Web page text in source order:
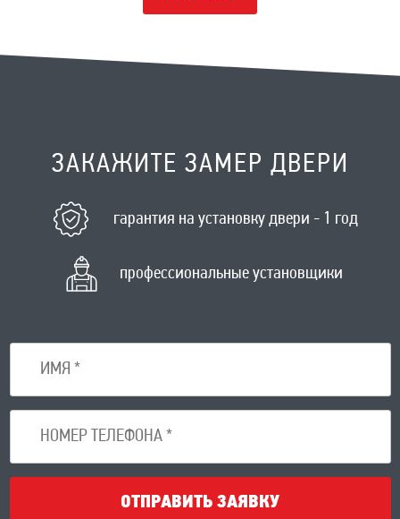
ЗАКАЖИТЕ ЗАМЕР ДВЕРИ
гарантия на установку двери - 1 год
профессиональные установщики
ОТПРАВИТЬ ЗАЯВКУ